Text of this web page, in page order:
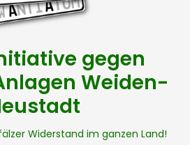
gegen
Weiden-
Widerstand im ganzen Land!